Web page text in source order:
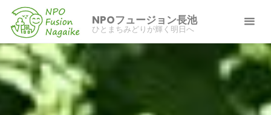
ン
ツ
へ
NPOフュージョン長池
ひとまちみどりが輝く明日へ